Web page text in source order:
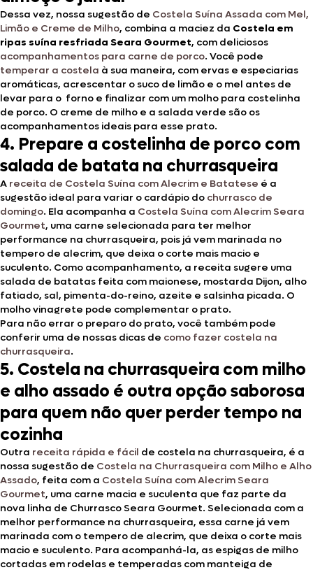
Dessa vez, nossa sugestão de Costela Suína Assada com Mel,
Limão e Creme de Milho, combina a maciez da Costela em
ripas suína resfriada Seara Gourmet, com deliciosos
acompanhamentos para carne de porco. Você pode
temperar a costela à sua maneira, com ervas e especiarias
aromáticas, acrescentar o suco de limão e o mel antes de
levar para o forno e finalizar com um molho para costelinha
de porco. O creme de milho e a salada verde são os
acompanhamentos ideais para esse prato.
4. Prepare a costelinha de porco com
salada de batata na churrasqueira
A receita de Costela Suína com Alecrim e Batatese é a
sugestão ideal para variar o cardápio do churrasco de
domingo. Ela acompanha a Costela Suína com Alecrim Seara
Gourmet, uma carne selecionada para ter melhor
performance na churrasqueira, pois já vem marinada no
tempero de alecrim, que deixa o corte mais macio e
suculento. Como acompanhamento, a receita sugere uma
salada de batatas feita com maionese, mostarda Dijon, alho
fatiado, sal, pimenta-do-reino, azeite e salsinha picada. O
molho vinagrete pode complementar o prato.
Para não errar o preparo do prato, você também pode
conferir uma de nossas dicas de como fazer costela na
churrasqueira.
5. Costela na churrasqueira com milho
e alho assado é outra opção saborosa
para quem não quer perder tempo na
cozinha
Outra receita rápida e fácil de costela na churrasqueira, é a
nossa sugestão de Costela na Churrasqueira com Milho e Alho
Assado, feita com a Costela Suína com Alecrim Seara
Gourmet, uma carne macia e suculenta que faz parte da
nova linha de Churrasco Seara Gourmet. Selecionada com a
melhor performance na churrasqueira, essa carne já vem
marinada com o tempero de alecrim, que deixa o corte mais
macio e suculento. Para acompanhá-la, as espigas de milho
cortadas em rodelas e temperadas com manteiga de